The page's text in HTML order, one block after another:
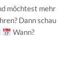
möchtest mehr
Dann schau
Wann?